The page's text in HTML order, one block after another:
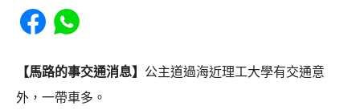
Share to Facebook
Share to WhatsApp
【馬路的事交通消息】 公主道過海近理工大學有交通意
外，一帶車多。